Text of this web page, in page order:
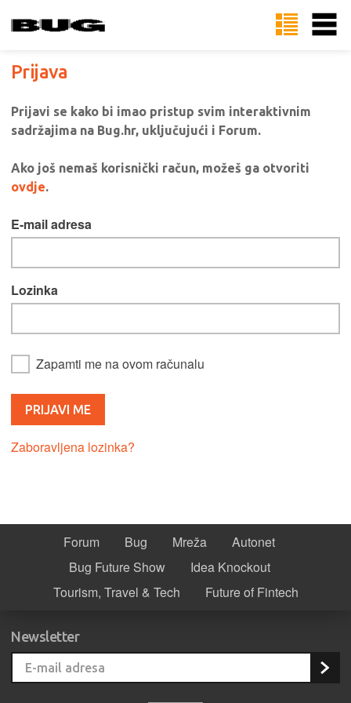
Prijava
Prijavi se kako bi imao pristup svim interaktivnim
sadržajima na Bug.hr, uključujući i Forum.
Ako još nemaš korisnički račun, možeš ga otvoriti
ovdje.
E-mail adresa
Lozinka
Zapamti me na ovom računalu
Zaboravljena lozinka?
Forum Bug Mreža
Autonet
Bug Future Show
Idea Knockout
Tourism, Travel & Tech
Future of Fintech
Newsletter